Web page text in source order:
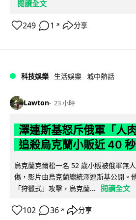
閱讀全文
249 1 ↗ 分享
科技娛樂 生活娛樂 城中熱話
Lawton 23 小時
澤連斯基怒斥俄軍「人
追殺烏克蘭小販近 40
烏克蘭克爾松一名 52 歲小販被俄軍無
傷，影片由烏克蘭總統澤連斯基公開。
「狩獵式」攻擊，烏克蘭...
閱讀全文
102 36 ↗ 分享